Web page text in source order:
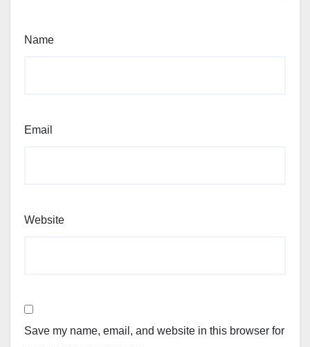
Name
Email
Website
Save my name, email, and website in this browser for